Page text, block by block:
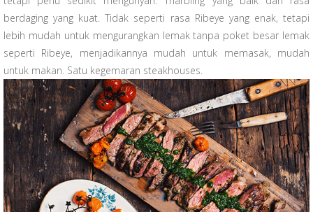
berdaging yang kuat. Tidak seperti rasa Ribeye yang enak, tetapi
lebih mudah untuk mengurangkan lemak tanpa poket besar lemak
seperti Ribeye, menjadikannya mudah untuk memasak, mudah
untuk makan. Satu kegemaran steakhouses.